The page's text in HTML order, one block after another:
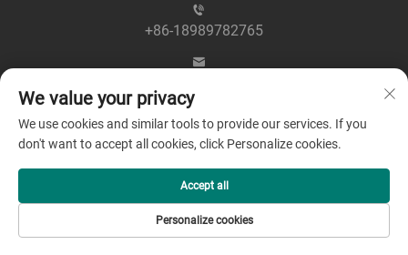
+86-18989782765
Copyright © 2025 společností Zhejiang Greenpower
Electric Co., Ltd -Zásady ochrany soukromí
We value your privacy
We use cookies and similar tools to provide our services. If you
don't want to accept all cookies, click Personalize cookies.
Personalize cookies
Accept all